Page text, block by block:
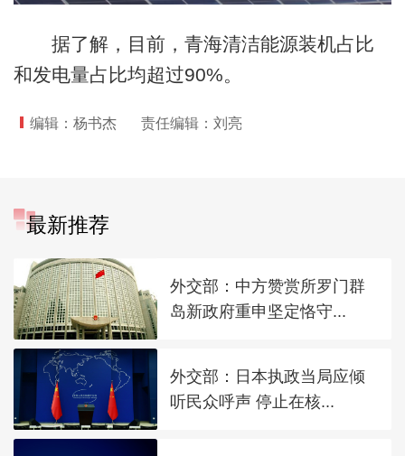
据了解，目前，青海清洁能源装机占比
和发电量占比均超过90%。
编辑：杨书杰 责任编辑：刘亮
最新推荐
外交部：中方赞赏所罗门群
岛新政府重申坚定恪守...
外交部：日本执政当局应倾
听民众呼声 停止在核...